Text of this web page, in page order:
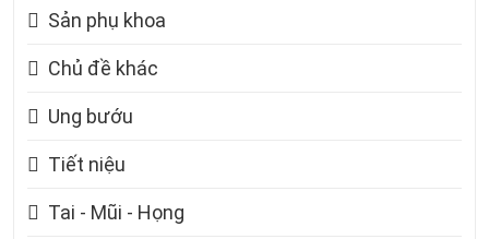
Sản phụ khoa
Chủ đề khác
Ung bướu
Tiết niệu
Tai - Mũi - Họng